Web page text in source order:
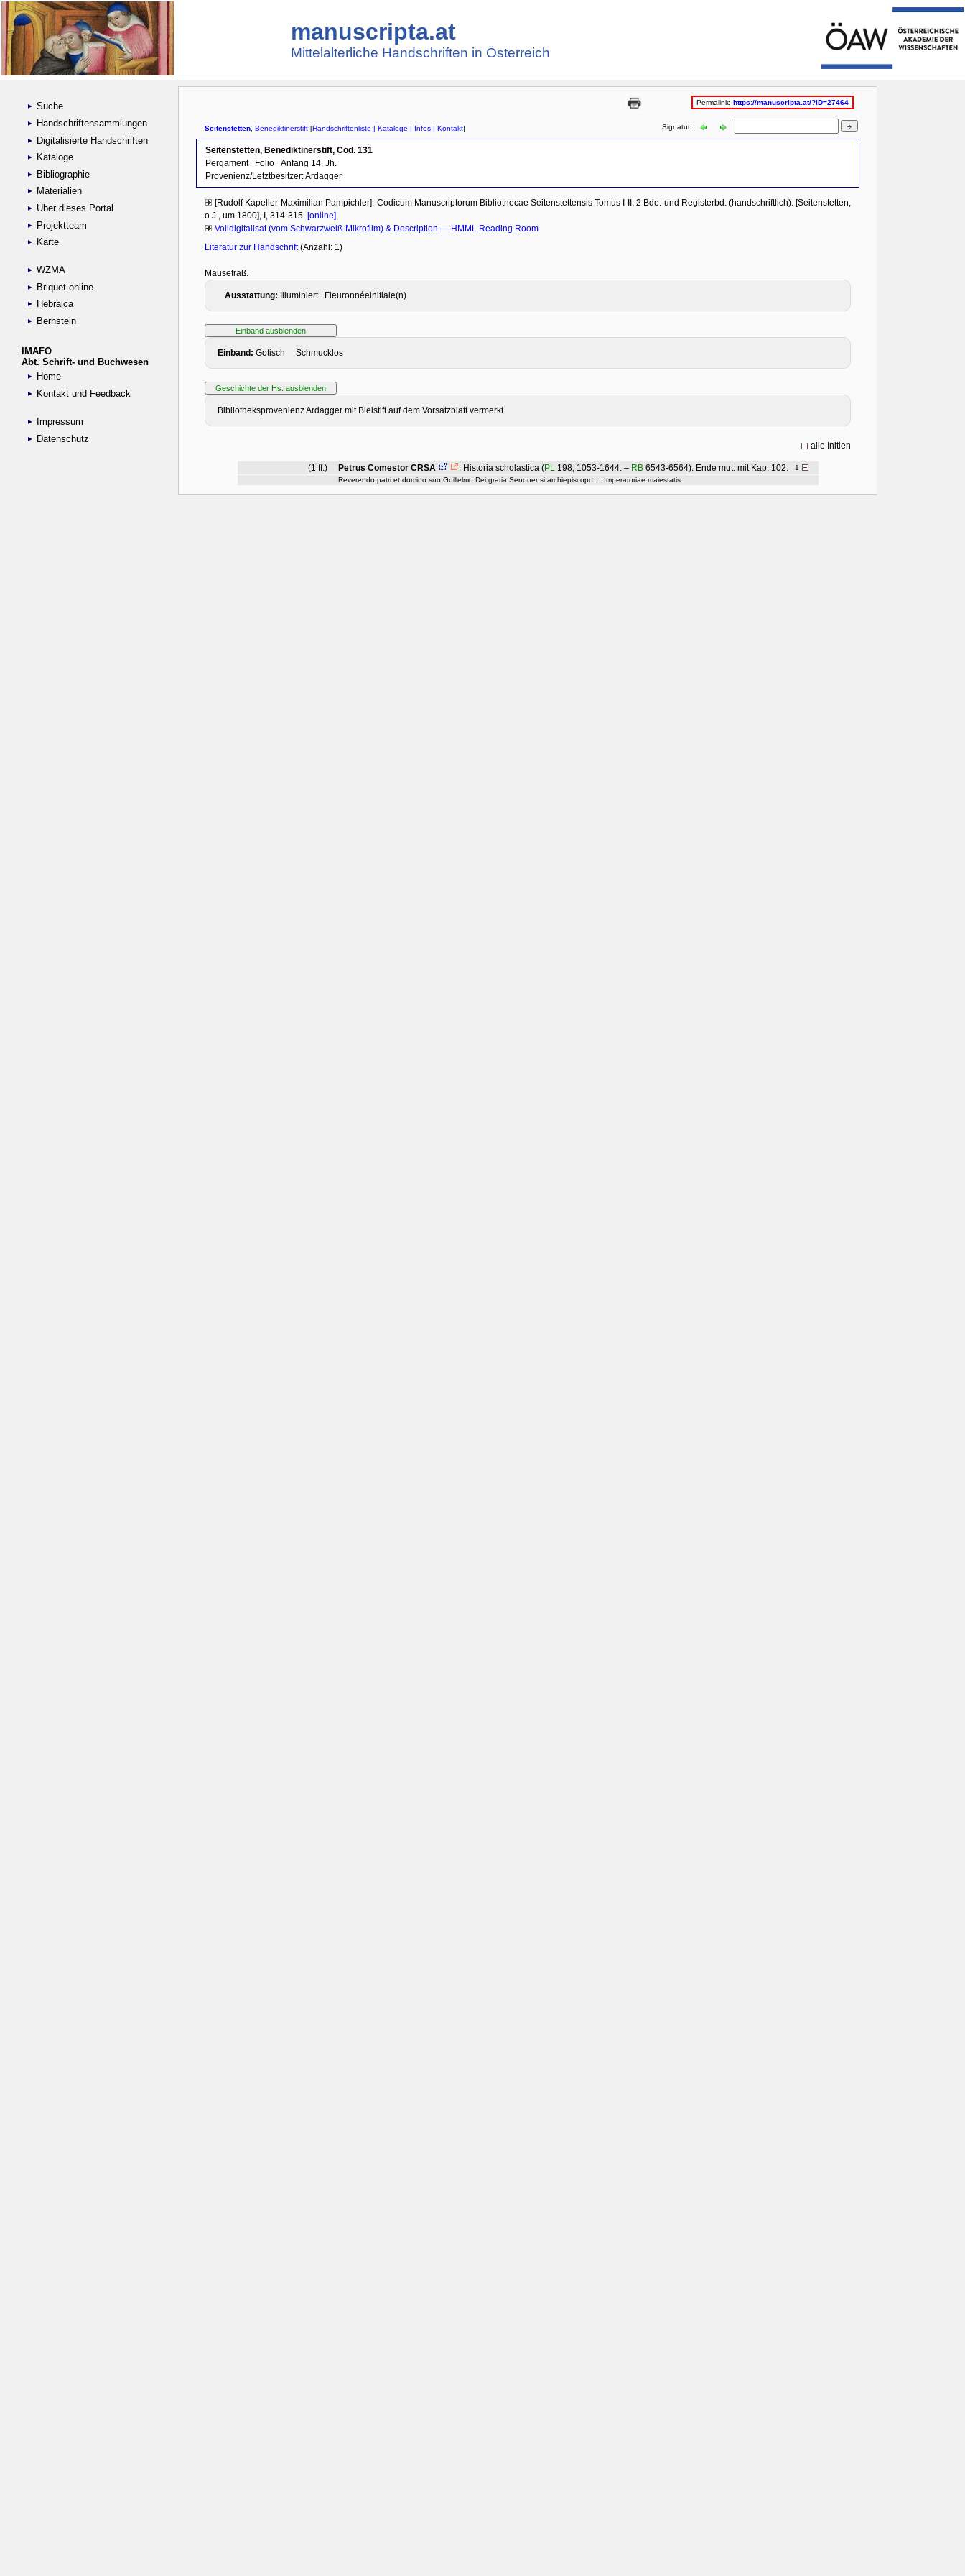
manuscripta.at
Mittelalterliche Handschriften in Österreich
Suche
Handschriftensammlungen
Digitalisierte Handschriften
Kataloge
Bibliographie
Materialien
Über dieses Portal
Projektteam
Karte
WZMA
Briquet-online
Hebraica
Bernstein
IMAFO
Abt. Schrift- und Buchwesen
Home
Kontakt und Feedback
Impressum
Datenschutz